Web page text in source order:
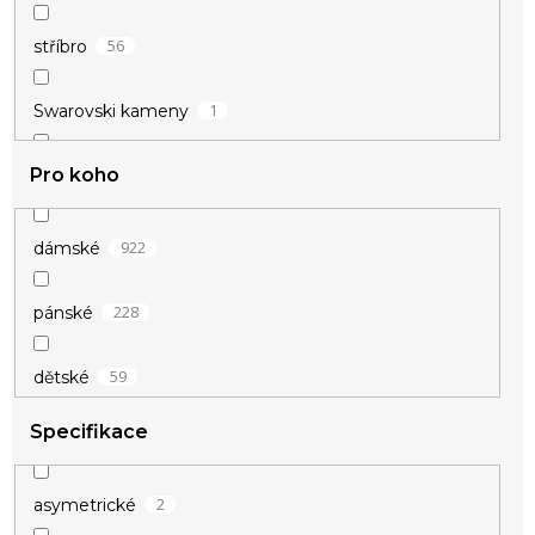
béžová
čirá
stříbro 56
Swarovski kameny 1
stříbro 925/1000
Pro koho
dámské 922
pánské 228
dětské 59
Specifikace
asymetrické 2